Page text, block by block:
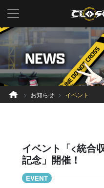
お知らせ イベント
イベント「<統合
記念」開催！
EVENT